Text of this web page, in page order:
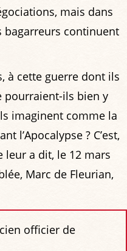
mais dans
bagarreurs continuent
à cette guerre dont ils
pourraient-ils bien y
imaginent comme la
l’Apocalypse ? C’est,
leur a dit, le 12 mars
Marc de Fleurian,
officier de